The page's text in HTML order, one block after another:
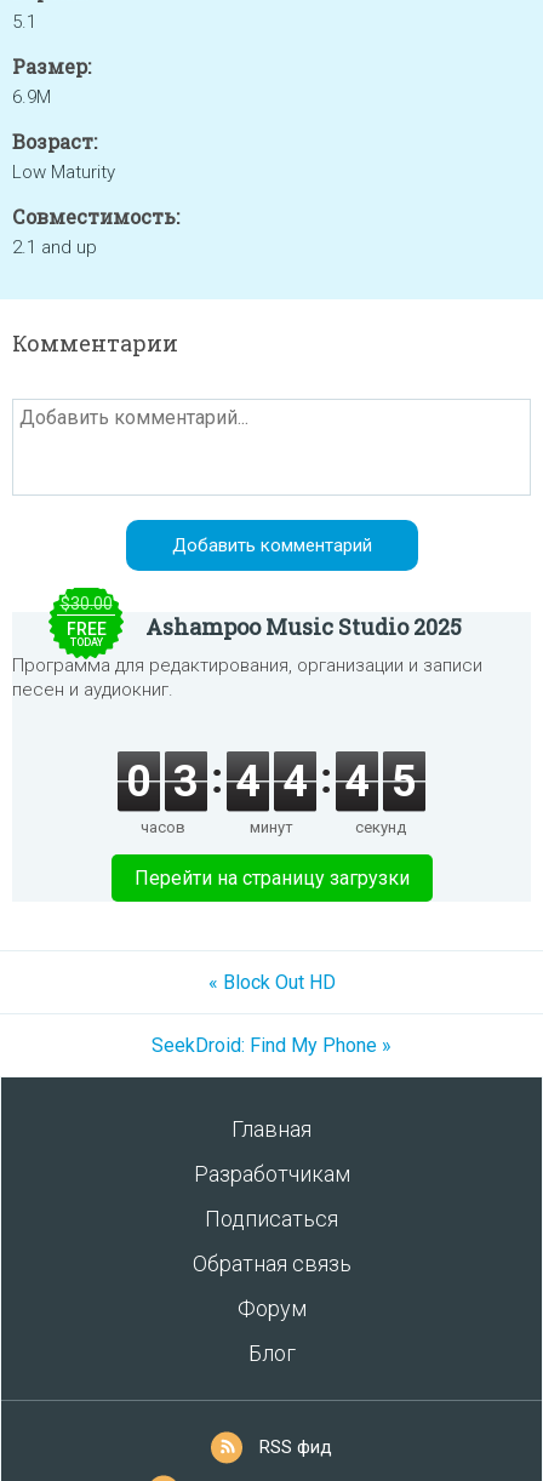
5.1
Размер:
6.9M
Возраст:
Low Maturity
Совместимость:
2.1 and up
Комментарии
$30.00
FREE
TODAY
Ashampoo Music Studio 2025
Программа для редактирования, организации и записи
песен и аудиокниг.
0 3
часов
4 4
минут
4 5
секунд
Перейти на страницу загрузки
« Block Out HD
SeekDroid: Find My Phone »
Главная
Разработчикам
Подписаться
Обратная связь
Форум
Блог
RSS фид